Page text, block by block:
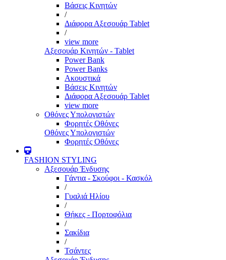
Βάσεις Κινητών
/
Διάφορα Αξεσουάρ Tablet
/
view more
Αξεσουάρ Κινητών - Tablet
Power Bank
Power Banks
Ακουστικά
Βάσεις Κινητών
Διάφορα Αξεσουάρ Tablet
view more
Οθόνες Υπολογιστών
Φορητές Οθόνες
Οθόνες Υπολογιστών
Φορητές Οθόνες
FASHION STYLING
Αξεσουάρ Ένδυσης
Γάντια - Σκούφοι - Κασκόλ
/
Γυαλιά Ηλίου
/
Θήκες - Πορτοφόλια
/
Σακίδια
/
Τσάντες